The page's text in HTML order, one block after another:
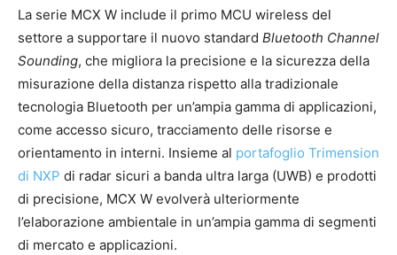
La serie MCX W include il primo MCU wireless del
settore a supportare il nuovo standard Bluetooth Channel
Sounding, che migliora la precisione e la sicurezza della
misurazione della distanza rispetto alla tradizionale
tecnologia Bluetooth per un’ampia gamma di applicazioni,
come accesso sicuro, tracciamento delle risorse e
orientamento in interni. Insieme al portafoglio Trimension
di NXP di radar sicuri a banda ultra larga (UWB) e prodotti
di precisione, MCX W evolverà ulteriormente
l’elaborazione ambientale in un’ampia gamma di segmenti
di mercato e applicazioni.